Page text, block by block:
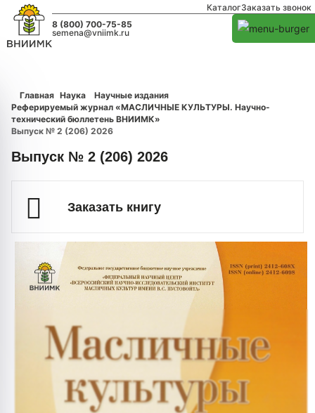
КаталогЗаказать звонок
8 (800) 700-75-85
semena@vniimk.ru
Главная Наука
Научные издания
Реферируемый журнал «МАСЛИЧНЫЕ КУЛЬТУРЫ. Научно-
технический бюллетень ВНИИМК»
Выпуск № 2 (206) 2026
Выпуск № 2 (206) 2026
Заказать книгу